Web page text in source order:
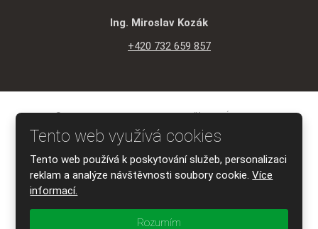
Ing. Miroslav Kozák
+420 732 659 857
© 2026 SEED SERVICE s.r.o., vytvořila eBRÁNA s.r.o.
Mapa stránek |Podmínky použití |Ochrana osobních údajů
VYROBILA
Tento web je chráněn pomocí Google ReCAPTCHA a platí pro něj
zásady ochrany osobních údajů
Tento web využívá cookies
Tento web používá k poskytování služeb, personalizaci
reklam a analýze návštěvnosti soubory cookie.Více
informací.
Rozumím